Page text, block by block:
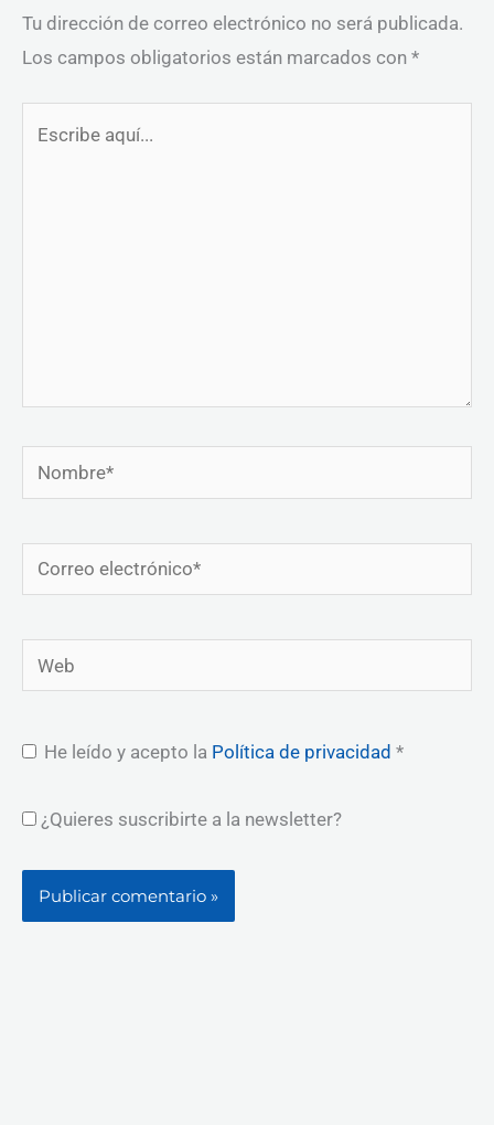
Tu dirección de correo electrónico no será publicada.
Los campos obligatorios están marcados con *
Nombre*
Correo
electrónico*
Web
He leído y acepto la Política de privacidad *
¿Quieres suscribirte a la newsletter?